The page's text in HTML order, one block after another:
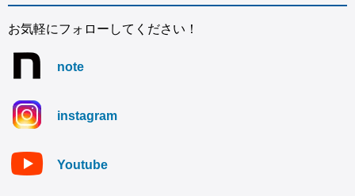
お気軽にフォローしてください！
note
instagram
Youtube